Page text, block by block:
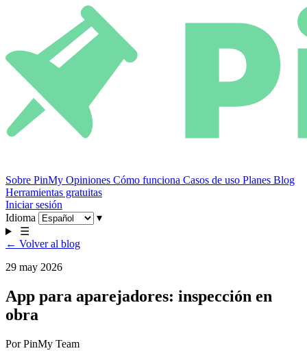
Sobre PinMy Opiniones Cómo funciona Casos de uso Planes Blog
Herramientas gratuitas
Iniciar sesión
Idioma
▾
☰
← Volver al blog
29 may 2026
App para aparejadores: inspección en
obra
Por PinMy Team